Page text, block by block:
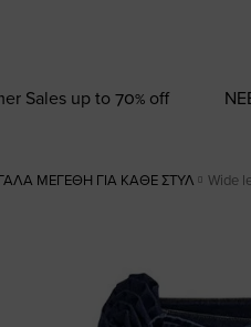
Sales up to 70% off
ΜΕΓΈΘΗ ΓΙΑ ΚΆΘΕ ΣΤΥΛ Wide